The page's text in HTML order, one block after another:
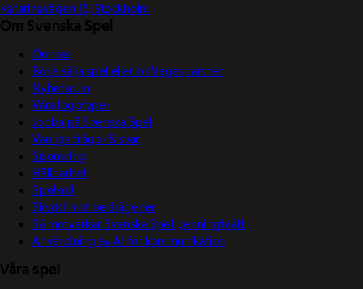
Katarinavägen 15, Stockholm
Om Svenska Spel
Om oss
Börja sälja spel eller bli Vegaspartner
Nyhetsrum
Våra logotyper
Jobba på Svenska Spel
Vanliga frågor & svar
Sponsring
Hållbarhet
Spelkoll
Skydd mot bedrägerier
Så motverkar Svenska Spel penningtvätt
Användning av AI för kommunikation
Våra spel